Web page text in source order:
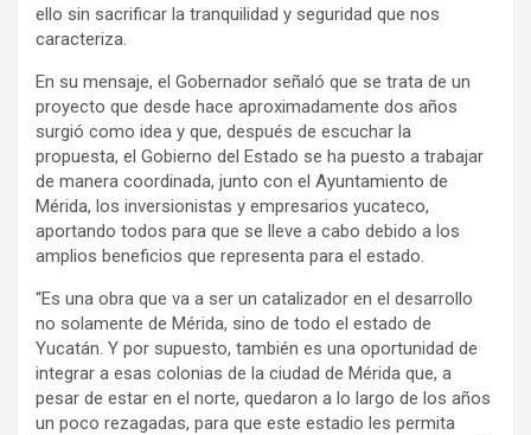
ello sin sacrificar la tranquilidad y seguridad que nos
caracteriza.
En su mensaje, el Gobernador señaló que se trata de un
proyecto que desde hace aproximadamente dos años
surgió como idea y que, después de escuchar la
propuesta, el Gobierno del Estado se ha puesto a trabajar
de manera coordinada, junto con el Ayuntamiento de
Mérida, los inversionistas y empresarios yucateco,
aportando todos para que se lleve a cabo debido a los
amplios beneficios que representa para el estado.
“Es una obra que va a ser un catalizador en el desarrollo
no solamente de Mérida, sino de todo el estado de
Yucatán. Y por supuesto, también es una oportunidad de
integrar a esas colonias de la ciudad de Mérida que, a
pesar de estar en el norte, quedaron a lo largo de los años
un poco rezagadas, para que este estadio les permita